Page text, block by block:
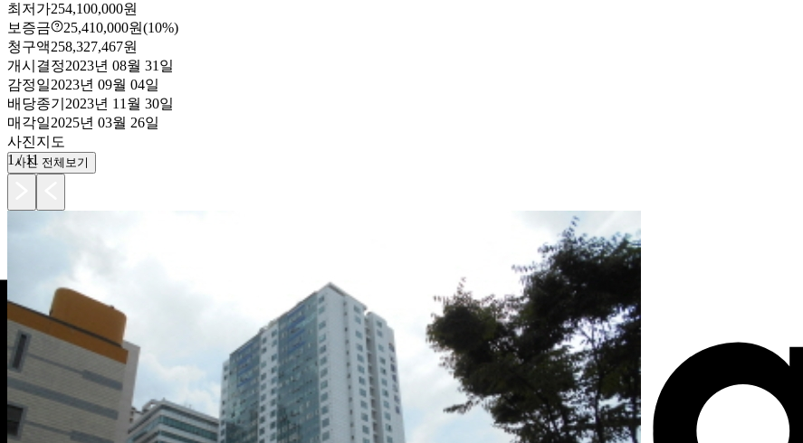
최저가254,100,000원
보증금
25,410,000원(10%)
청구액258,327,467원
개시결정2023년 08월 31일
감정일2023년 09월 04일
배당종기 2023년 11월 30일
매각일2025년 03월 26일
사진지도
1 /11
사진 전체보기